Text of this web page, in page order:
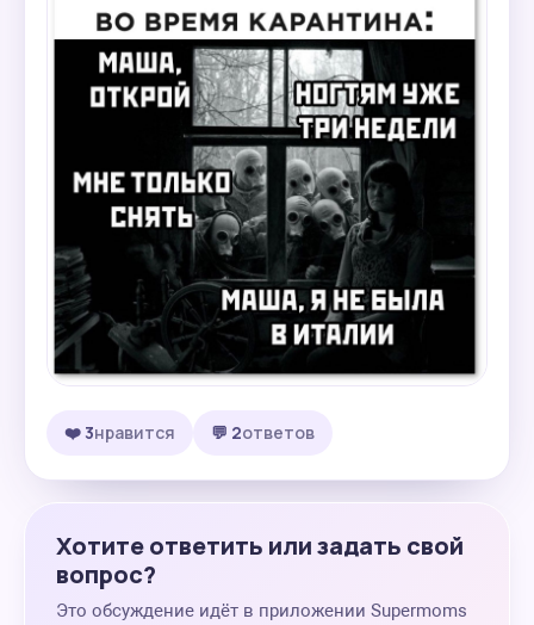
❤️ 3нравится 💬 2ответов
Хотите ответить или задать свой
вопрос?
Это обсуждение идёт в приложении Supermoms